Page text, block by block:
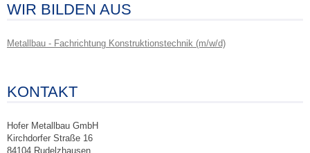
WIR BILDEN AUS
Metallbau - Fachrichtung Konstruktionstechnik (m/w/d)
KONTAKT
Hofer Metallbau GmbH
Kirchdorfer Straße 16
84104 Rudelzhausen